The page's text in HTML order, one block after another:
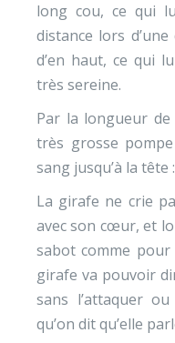
long cou, ce qui
distance lors
d’en haut, ce qui
très sereine.
Par la longueur
très grosse
sang jusqu’à la tête
La girafe ne crie
avec son cœur, et
sabot comme
girafe va pouvoir
sans l’attaquer
qu’on dit qu’elle